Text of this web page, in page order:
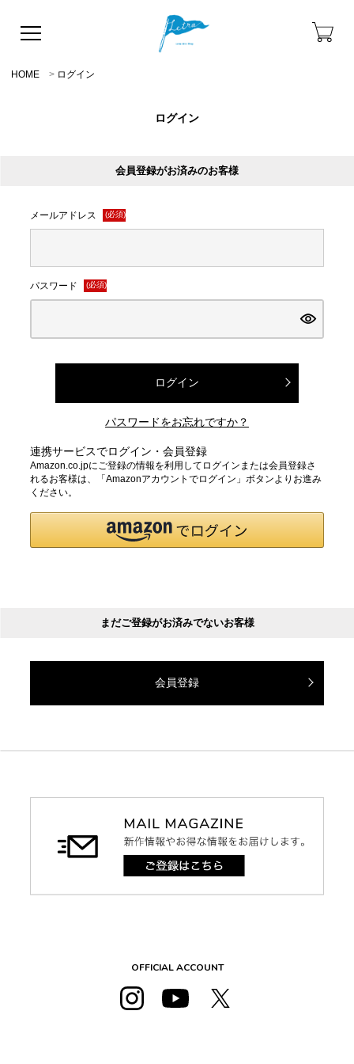
HOME ログイン
ログイン
会員登録がお済みのお客様
メールアドレス (必須)
パスワード (必須)
ログイン
パスワードをお忘れですか？
連携サービスでログイン・会員登録
Amazon.co.jpにご登録の情報を利用してログインまたは会員登録さ
れるお客様は、「Amazonアカウントでログイン」ボタンよりお進み
ください。
まだご登録がお済みでないお客様
会員登録
OFFICIAL ACCOUNT